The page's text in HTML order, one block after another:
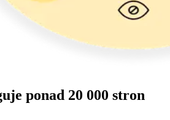
ponad 20 000 stron